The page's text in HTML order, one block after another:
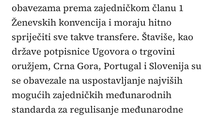
obavezama prema zajedničkom članu 1
Ženevskih konvencija i moraju hitno
spriječiti sve takve transfere. Štaviše, kao
države potpisnice Ugovora o trgovini
oružjem, Crna Gora, Portugal i Slovenija su
se obavezale na uspostavljanje najviših
mogućih zajedničkih međunarodnih
standarda za regulisanje međunarodne